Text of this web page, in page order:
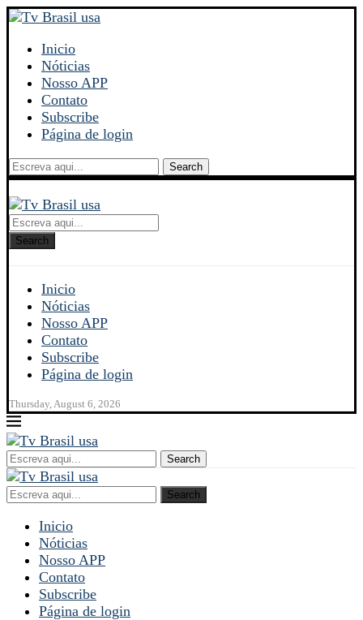
Inicio
Nóticias
Nosso APP
Contato
Subscribe
Página de login
Search
Search
Inicio
Nóticias
Nosso APP
Contato
Subscribe
Página de login
Thursday, August 6, 2026
Search
Search
Inicio
Nóticias
Nosso APP
Contato
Subscribe
Página de login